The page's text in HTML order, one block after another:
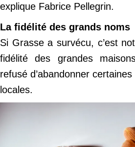
explique Fabrice Pellegrin.
La fidélité des grands noms
Si Grasse a survécu, c’est
fidélité des grandes
refusé d’abandonner
locales.